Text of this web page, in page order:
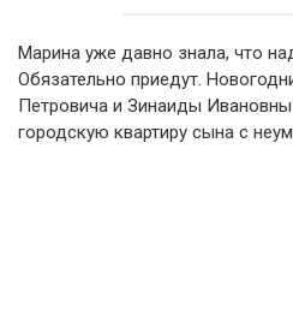
Марина уже давно знала, что
Обязательно приедут.
Петровича и Зинаиды Ивановны
городскую квартиру сына с